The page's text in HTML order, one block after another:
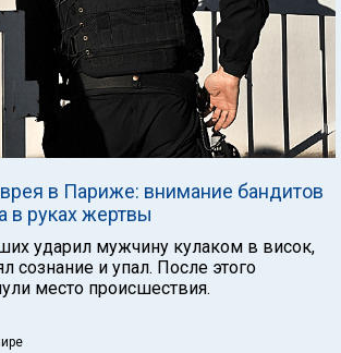
в Париже: внимание бандитов
в руках жертвы
ударил мужчину кулаком в висок,
сознание и упал. После этого
место происшествия.